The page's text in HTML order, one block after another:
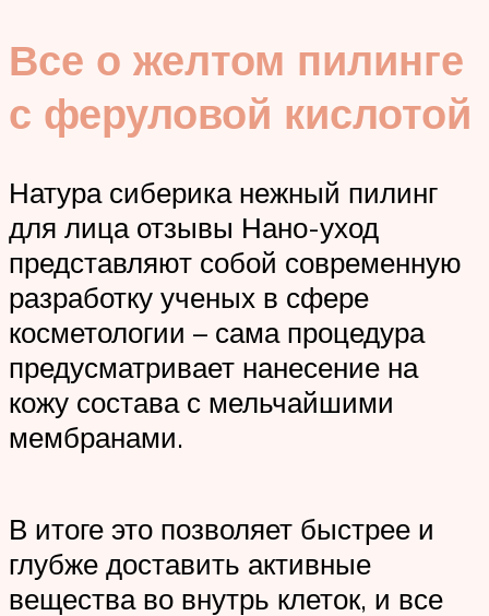
Все о желтом пилинге
с феруловой кислотой
Натура сиберика нежный пилинг
для лица отзывы Нано-уход
представляют собой современную
разработку ученых в сфере
косметологии – сама процедура
предусматривает нанесение на
кожу состава с мельчайшими
мембранами.
В итоге это позволяет быстрее и
глубже доставить активные
вещества во внутрь клеток, и все